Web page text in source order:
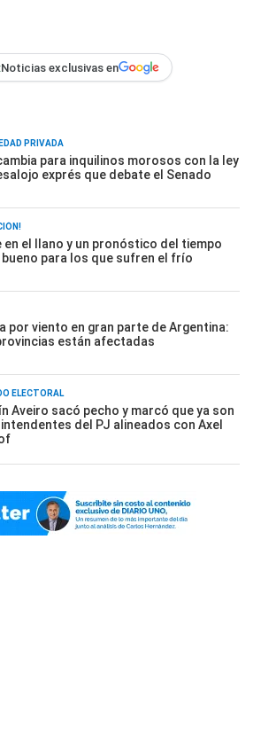
Noticias exclusivas en
PRIVADA
para inquilinos morosos con la ley
exprés que debate el Senado
en el llano y un pronóstico del tiempo
bueno para los que sufren el frío
por viento en gran parte de Argentina:
están afectadas
ELECTORAL
Aveiro sacó pecho y marcó que ya son
del PJ alineados con Axel